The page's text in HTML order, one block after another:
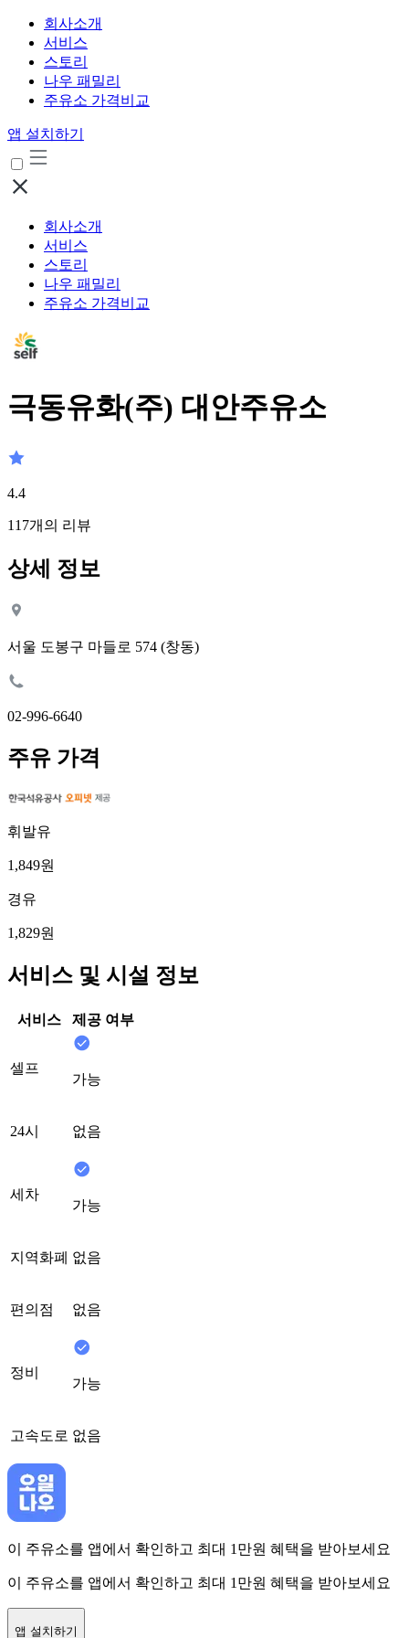
회사소개
서비스
스토리
나우 패밀리
주유소 가격비교
앱 설치하기
회사소개
서비스
스토리
나우 패밀리
주유소 가격비교
극동유화(주) 대안주유소
4.4
117개의 리뷰
상세 정보
서울 도봉구 마들로 574 (창동)
02-996-6640
주유 가격
휘발유
1,849원
경유
1,829원
서비스 및 시설 정보
서비스 제공 여부
셀프
가능
24시 없음
세차
가능
지역화폐 없음
편의점 없음
정비
가능
고속도로 없음
이 주유소를 앱에서 확인하고 최대 1만원 혜택을 받아보세요
이 주유소를 앱에서 확인하고 최대 1만원 혜택을 받아보세요
앱 설치하기